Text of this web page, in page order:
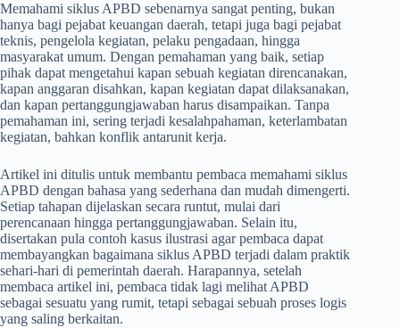
Memahami siklus APBD sebenarnya sangat penting, bukan
hanya bagi pejabat keuangan daerah, tetapi juga bagi pejabat
teknis, pengelola kegiatan, pelaku pengadaan, hingga
masyarakat umum. Dengan pemahaman yang baik, setiap
pihak dapat mengetahui kapan sebuah kegiatan direncanakan,
kapan anggaran disahkan, kapan kegiatan dapat dilaksanakan,
dan kapan pertanggungjawaban harus disampaikan. Tanpa
pemahaman ini, sering terjadi kesalahpahaman, keterlambatan
kegiatan, bahkan konflik antarunit kerja.
Artikel ini ditulis untuk membantu pembaca memahami siklus
APBD dengan bahasa yang sederhana dan mudah dimengerti.
Setiap tahapan dijelaskan secara runtut, mulai dari
perencanaan hingga pertanggungjawaban. Selain itu,
disertakan pula contoh kasus ilustrasi agar pembaca dapat
membayangkan bagaimana siklus APBD terjadi dalam praktik
sehari-hari di pemerintah daerah. Harapannya, setelah
membaca artikel ini, pembaca tidak lagi melihat APBD
sebagai sesuatu yang rumit, tetapi sebagai sebuah proses logis
yang saling berkaitan.